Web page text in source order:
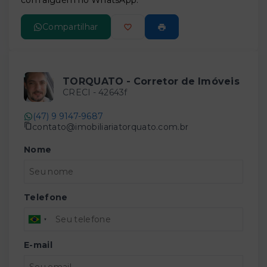
Compartilhar
TORQUATO - Corretor de Imóveis
CRECI - 42643f
(47) 9 9147-9687
contato@imobiliariatorquato.com.br
Nome
Telefone
E-mail